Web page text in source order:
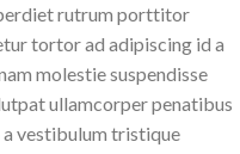
rutrum porttitor
tortor ad adipiscing id a
molestie suspendisse
ullamcorper penatibus
vestibulum tristique